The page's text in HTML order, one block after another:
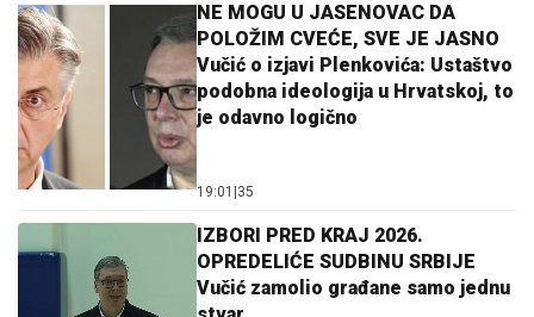
NE MOGU U JASENOVAC DA
POLOŽIM CVEĆE, SVE JE JASNO
Vučić o izjavi Plenkovića: Ustaštvo
podobna ideologija u Hrvatskoj, to
je odavno logično
19:01 35
IZBORI PRED KRAJ 2026.
OPREDELIĆE SUDBINU SRBIJE
Vučić zamolio građane samo jednu